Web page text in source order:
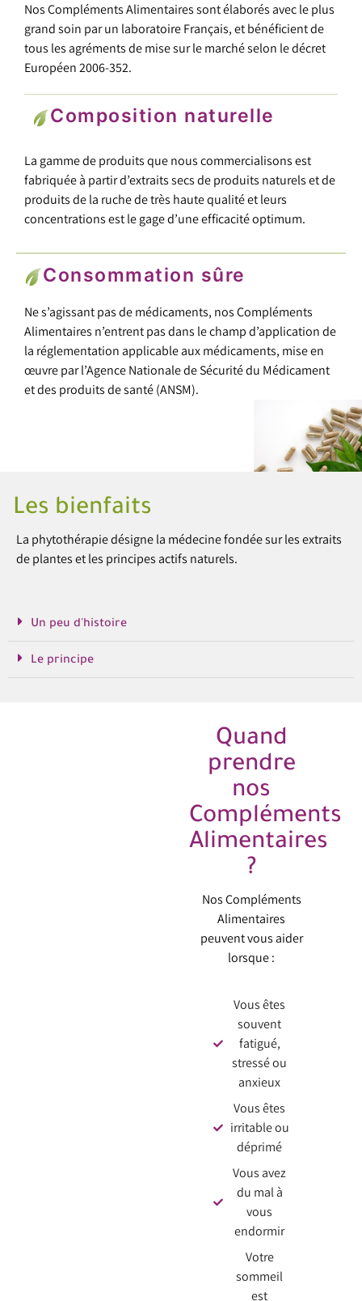
Nos Compléments Alimentaires sont élaborés avec le plus
grand soin par un laboratoire Français, et bénéficient de
tous les agréments de mise sur le marché selon le décret
Européen 2006-352.
Composition naturelle
La gamme de produits que nous commercialisons est
fabriquée à partir d’extraits secs de produits naturels et de
produits de la ruche de très haute qualité et leurs
concentrations est le gage d’une efficacité optimum.
Consommation sûre
Ne s’agissant pas de médicaments, nos Compléments
Alimentaires n’entrent pas dans le champ d’application de
la réglementation applicable aux médicaments, mise en
œuvre par l’Agence Nationale de Sécurité du Médicament
et des produits de santé (ANSM).
Les bienfaits
La phytothérapie désigne la médecine fondée sur les extraits
de plantes et les principes actifs naturels.
Un peu d'histoire
Le principe
Quand
prendre
nos
Compléments
Alimentaires
?
Nos Compléments
Alimentaires
peuvent vous aider
lorsque :
Vous êtes
souvent
fatigué,
stressé ou
anxieux
Vous êtes
irritable ou
déprimé
Vous avez
du mal à
vous
endormir
Votre
sommeil
est